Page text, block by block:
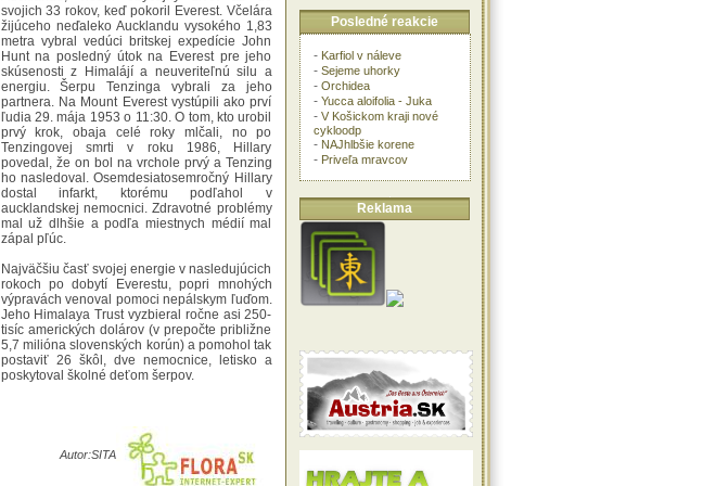
svojich 33 rokov, keď pokoril Everest. Včelára
žijúceho neďaleko Aucklandu vysokého 1,83
metra vybral vedúci britskej expedície John
Hunt na posledný útok na Everest pre jeho
skúsenosti z Himalájí a neuveriteľnú silu a
energiu. Šerpu Tenzinga vybrali za jeho
partnera. Na Mount Everest vystúpili ako prví
ľudia 29. mája 1953 o 11:30. O tom, kto urobil
prvý krok, obaja celé roky mlčali, no po
Tenzingovej smrti v roku 1986, Hillary
povedal, že on bol na vrchole prvý a Tenzing
ho nasledoval. Osemdesiatosemročný Hillary
dostal infarkt, ktorému podľahol v
aucklandskej nemocnici. Zdravotné problémy
mal už dlhšie a podľa miestnych médií mal
zápal pľúc.
Najväčšiu časť svojej energie v nasledujúcich
rokoch po dobytí Everestu, popri mnohých
výpravách venoval pomoci nepálskym ľuďom.
Jeho Himalaya Trust vyzbieral ročne asi 250-
tisíc amerických dolárov (v prepočte približne
5,7 milióna slovenských korún) a pomohol tak
postaviť 26 škôl, dve nemocnice, letisko a
poskytoval školné deťom šerpov.
Autor:SITA
Posledné reakcie
- Karfiol v náleve
- Sejeme uhorky
- Orchidea
- Yucca aloifolia - Juka
- V Košickom kraji nové
cykloodp
- NAJhlbšie korene
- Priveľa mravcov
Reklama